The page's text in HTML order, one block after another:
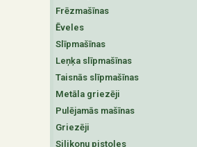
Frēzmašīnas
Ēveles
Slīpmašīnas
Leņķa slīpmašīnas
Taisnās slīpmašīnas
Metāla griezēji
Pulējamās mašīnas
Griezēji
Silikonu pistoles